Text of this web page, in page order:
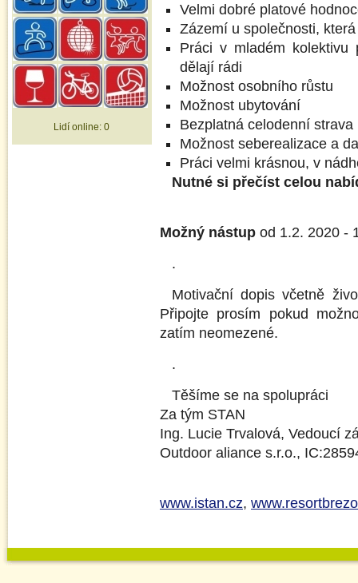
Velmi dobré platové
Zázemí u společnosti,
Práci v mladém kolektivu
dělají rádi
Možnost osobního růstu
Možnost ubytování
Bezplatná celodenní strava
Možnost seberealizace a
Práci velmi krásnou, v
Nutné si přečíst celou
Možný nástup od 1.2. 2020 -
.
Motivační dopis včetně
Připojte prosím pokud
zatím neomezené.
.
Těšíme se na spolupráci
Za tým STAN
Ing. Lucie Trvalová, Vedoucí
Outdoor aliance s.r.o.,
www.istan.cz,
Lidí online:0